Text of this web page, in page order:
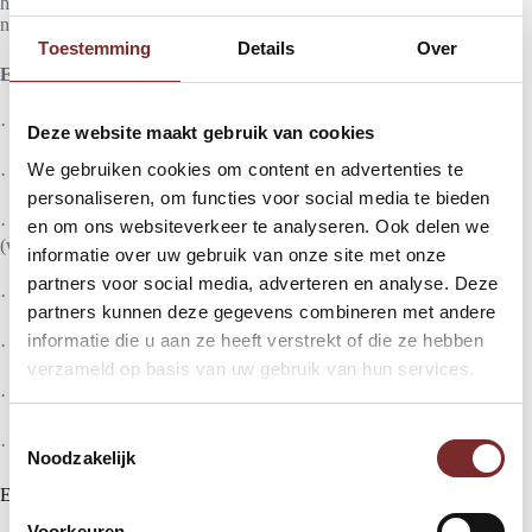
Toestemming Details Over
Deze website maakt gebruik van cookies
We gebruiken cookies om content en advertenties te
personaliseren, om functies voor social media te bieden
en om ons websiteverkeer te analyseren. Ook delen we
informatie over uw gebruik van onze site met onze
partners voor social media, adverteren en analyse. Deze
partners kunnen deze gegevens combineren met andere
informatie die u aan ze heeft verstrekt of die ze hebben
verzameld op basis van uw gebruik van hun services.
e
Noodzakelijk
natte omstandigheden.
Eigenschappen:
· Dubbele liner
· Acryl Fleece binnenvoering
· 3/4 Gecoat met PVC Microporeus foam Water-reppelent
(waterafstotend)
· Anti-Bacterieel
· Geruwd oppervlak coating
· Ademend & comfortabel
· Keuringen conform: EN420 / EN388:2016 / EN511
En wat vind je van deze?